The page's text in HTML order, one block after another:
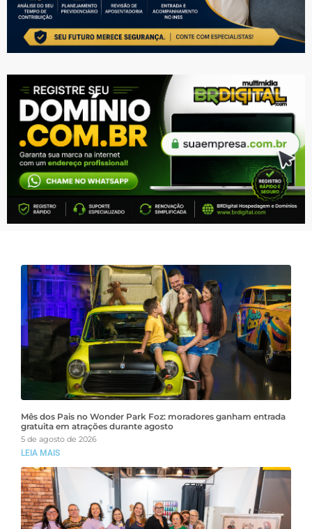
Mês dos Pais no Wonder Park Foz: moradores ganham entrada
gratuita em atrações durante agosto
5 de agosto de 2026
LEIA MAIS